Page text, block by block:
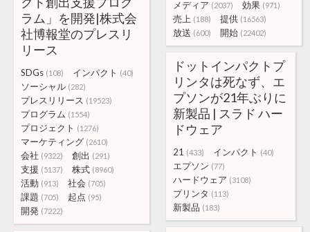
メディア (2037) 効果 (971)
売上 (188) 提供 (16563)
放送 (600) 開始 (22402)
ラム」を開発|株式会
社博報堂のプレスリ
リース
SDGs (108) インパクト (40)
ソーシャル (282)
プレスリリース (19523)
プログラム (1554)
プロジェクト (1276)
マーケティング (2610)
会社 (9322) 創出 (291)
支援 (5137) 株式 (8960)
活動 (913) 社会 (705)
課題 (705) 起点 (95)
開発 (7222)
ドットインパクトプ
リンタは死なず、エ
プソンが21年ぶりに
新製品 | スラド ハー
ドウェア
21 (433) インパクト (40)
エプソン (77)
ハードウェア (3108)
プリンタ (113)
新製品 (183)